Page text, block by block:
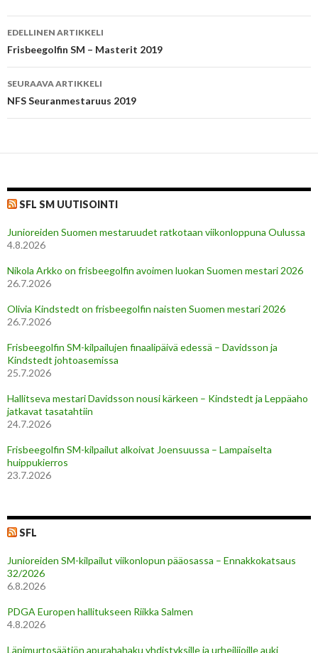
Artikkelien
selaus
EDELLINEN ARTIKKELI
Frisbeegolfin SM – Masterit 2019
SEURAAVA ARTIKKELI
NFS Seuranmestaruus 2019
SFL SM UUTISOINTI
Junioreiden Suomen mestaruudet ratkotaan viikonloppuna Oulussa
4.8.2026
Nikola Arkko on frisbeegolfin avoimen luokan Suomen mestari 2026
26.7.2026
Olivia Kindstedt on frisbeegolfin naisten Suomen mestari 2026
26.7.2026
Frisbeegolfin SM-kilpailujen finaalipäivä edessä – Davidsson ja
Kindstedt johtoasemissa
25.7.2026
Hallitseva mestari Davidsson nousi kärkeen – Kindstedt ja Leppäaho
jatkavat tasatahtiin
24.7.2026
Frisbeegolfin SM-kilpailut alkoivat Joensuussa – Lampaiselta
huippukierros
23.7.2026
SFL
Junioreiden SM-kilpailut viikonlopun pääosassa – Ennakkokatsaus
32/2026
6.8.2026
PDGA Europen hallitukseen Riikka Salmen
4.8.2026
Läpimurtosäätiön apurahahaku yhdistyksille ja urheilijoille auki